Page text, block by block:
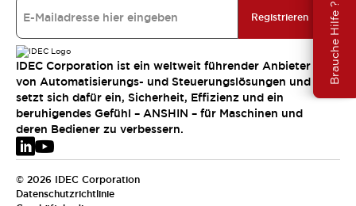
Brauche Hilfe ?
Registrieren
IDEC Corporation ist ein weltweit führender Anbieter
von Automatisierungs- und Steuerungslösungen und
setzt sich dafür ein, Sicherheit, Effizienz und ein
beruhigendes Gefühl – ANSHIN – für Maschinen und
deren Bediener zu verbessern.
© 2026 IDEC Corporation
Datenschutzrichtlinie